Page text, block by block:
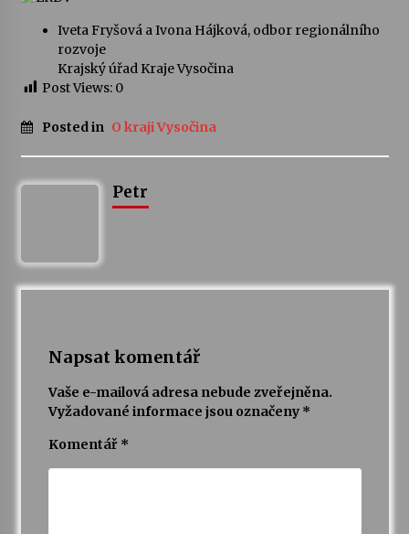
Iveta Fryšová a Ivona Hájková, odbor regionálního
rozvoje
Krajský úřad Kraje Vysočina
Post Views: 0
Posted in O kraji Vysočina
Petr
Napsat komentář
Vaše e-mailová adresa nebude zveřejněna.
Vyžadované informace jsou označeny *
Komentář *